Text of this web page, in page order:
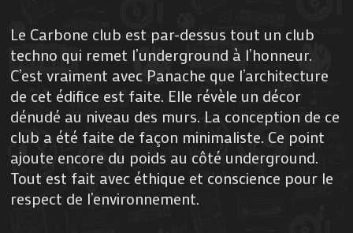
Le Carbone club est par-dessus tout un club
techno qui remet l’underground à l’honneur.
C’est vraiment avec Panache que l’architecture
de cet édifice est faite. Elle révèle un décor
dénudé au niveau des murs. La conception de ce
club a été faite de façon minimaliste. Ce point
ajoute encore du poids au côté underground.
Tout est fait avec éthique et conscience pour le
respect de l’environnement.